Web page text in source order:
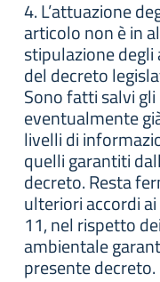
4. L’attuazione
articolo non è in
stipulazione degli
del decreto
Sono fatti salvi
eventualmente
livelli di
quelli garantiti
decreto. Resta
ulteriori accordi
11, nel rispetto
ambientale
presente decreto.